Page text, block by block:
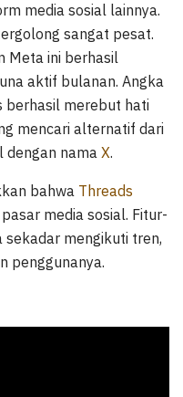
media sosial lainnya.
sangat pesat.
Meta ini berhasil
aktif bulanan. Angka
berhasil merebut hati
mencari alternatif dari
dengan nama X.
bahwa Threads
media sosial. Fitur-
mengikuti tren,
penggunanya.